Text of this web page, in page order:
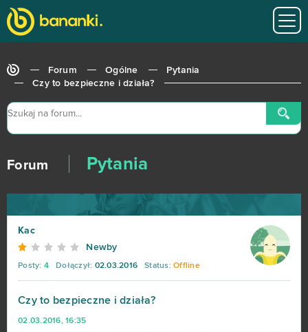
Forum Ogólne
Pytania
Czy to bezpieczne i działa?
Forum Pytania
Kac
Newby
Posty: 4 Dołączył: 02.03.2016 Status: Offline
Czy to bezpieczne i działa?
02.03.2016, 16:35